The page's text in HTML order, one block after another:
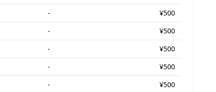
-
¥500
-
¥500
-
¥500
-
¥500
-
¥500